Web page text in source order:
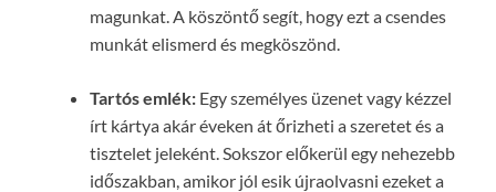
magunkat. A köszöntő segít, hogy ezt a csendes
munkát elismerd és megköszönd.
Tartós emlék: Egy személyes üzenet vagy kézzel
írt kártya akár éveken át őrizheti a szeretet és a
tisztelet jeleként. Sokszor előkerül egy nehezebb
időszakban, amikor jól esik újraolvasni ezeket a